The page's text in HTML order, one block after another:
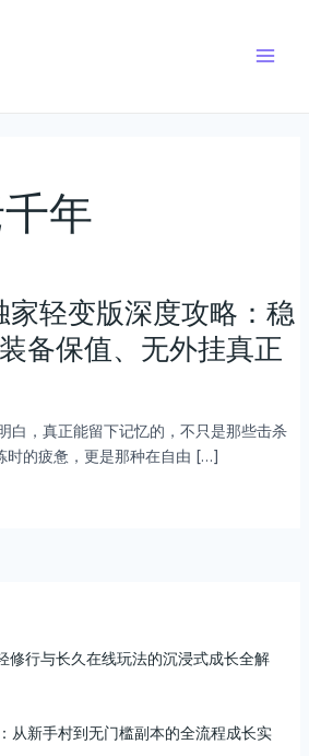
年
家轻变版深度攻略：稳
备保值、无外挂真正
白，真正能留下记忆的，不只是那些击杀
时的疲惫，更是那种在自由 […]
修行与长久在线玩法的沉浸式成长全解
从新手村到无门槛副本的全流程成长实